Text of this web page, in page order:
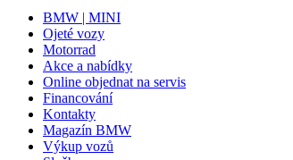
BMW | MINI
Ojeté vozy
Motorrad
Akce a nabídky
Online objednat na servis
Financování
Kontakty
Magazín BMW
Výkup vozů